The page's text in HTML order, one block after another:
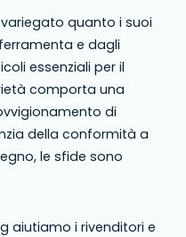
quanto i suoi
e dagli
essenziali per il
comporta una
di
della conformità a
le sfide sono
aiutiamo i rivenditori e